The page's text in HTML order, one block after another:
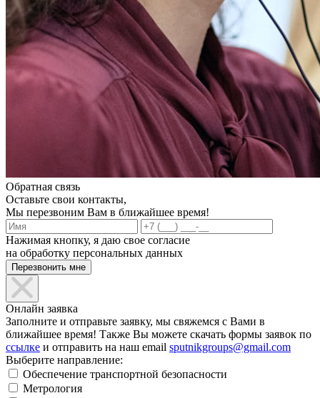
Обратная связь
Оставьте свои контакты,
Мы перезвоним Вам в ближайшее время!
Нажимая кнопку, я даю свое согласие
на обработку персональных данных
Онлайн заявка
Заполните и отправьте заявку, мы свяжемся с Вами в
ближайшее время! Также Вы можете скачать формы заявок по
ссылке и отправить на наш email sputnikgroups@gmail.com
Выберите направление:
Обеспечение транспортной безопасности
Метрология